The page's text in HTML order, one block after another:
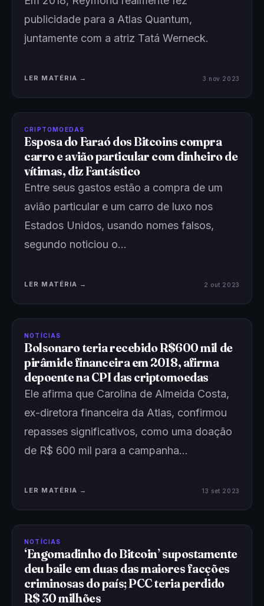
publicidade para a Atlas Quantum,
juntamente com a atriz Tatá Werneck.
LER MATÉRIA → 3 nov 2023
CRIPTOMOEDAS
Esposa do Faraó dos Bitcoins compra
carro e avião particular com dinheiro de
vítimas, diz Fantástico
Entre seus gastos estão a compra de um
avião particular e um carro de luxo nos
Estados Unidos, usando nomes falsos,
segundo noticiou o…
LER MATÉRIA → 2 out 2023
NOTÍCIAS
Bolsonaro teria recebido R$600 mil de
pirâmide financeira em 2018, afirma
depoente na CPI das criptomoedas
Ele afirma que Carolina de Almeida Costa,
ex-diretora financeira da Atlas, confirmou
repasses significativos, como uma doação
de R$ 600 mil para a campanha…
LER MATÉRIA → 13 set 2023
NOTÍCIAS
‘Engomadinho do Bitcoin’ supostamente
deu baile em duas das maiores facções
criminosas do país; PCC teria perdido
R$ 30 milhões